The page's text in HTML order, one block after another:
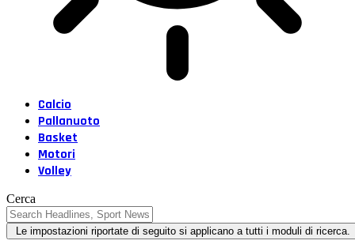
Calcio
Pallanuoto
Basket
Motori
Volley
Cerca